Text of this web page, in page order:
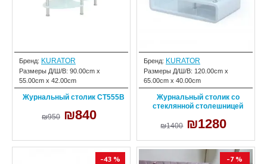
Бренд: KURATOR
Размеры Д/Ш/В: 90.00cm x
55.00cm x 42.00cm
Журнальный столик CT555B
₪950 ₪840
Бренд: KURATOR
Размеры Д/Ш/В: 120.00cm x
65.00cm x 40.00cm
Журнальный столик со
стеклянной столешницей
₪1400 ₪1280
-43 % -7 %